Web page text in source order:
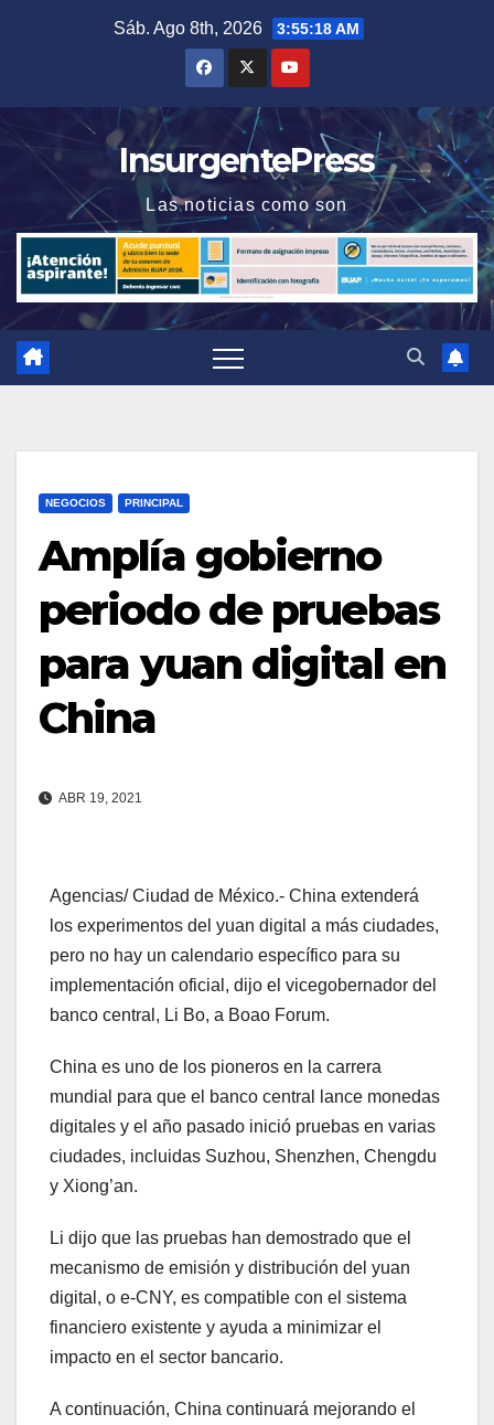
Sáb. Ago 8th, 2026 3:55:18 AM
InsurgentePress
Las noticias como son
NEGOCIOS PRINCIPAL
Amplía gobierno
periodo de pruebas
para yuan digital en
China
ABR 19, 2021
Agencias/ Ciudad de México.- China extenderá
los experimentos del yuan digital a más ciudades,
pero no hay un calendario específico para su
implementación oficial, dijo el vicegobernador del
banco central, Li Bo, a Boao Forum.
China es uno de los pioneros en la carrera
mundial para que el banco central lance monedas
digitales y el año pasado inició pruebas en varias
ciudades, incluidas Suzhou, Shenzhen, Chengdu
y Xiong’an.
Li dijo que las pruebas han demostrado que el
mecanismo de emisión y distribución del yuan
digital, o e-CNY, es compatible con el sistema
financiero existente y ayuda a minimizar el
impacto en el sector bancario.
A continuación, China continuará mejorando el